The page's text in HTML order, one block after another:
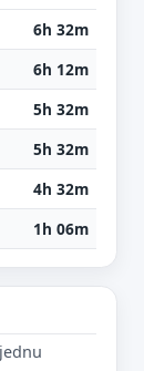
6h 32m
6h 12m
5h 32m
5h 32m
4h 32m
1h 06m
i anonimno.
Pošalji